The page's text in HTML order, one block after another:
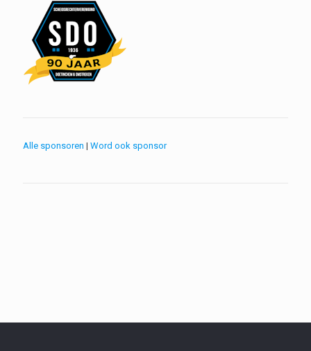
Alle sponsoren | Word ook sponsor